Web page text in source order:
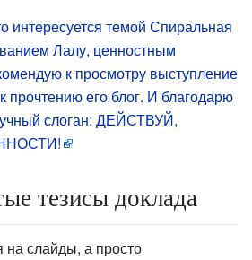
интересуется темой Спиральная
Лалу, ценностным
к просмотру выступление
прочтению его блог. И благодарю
слоган: ДЕЙСТВУЙ,
тезисы доклада
на слайды, а просто